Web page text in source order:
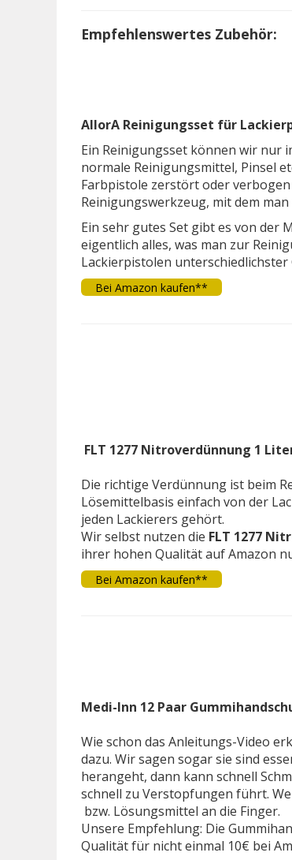
Empfehlenswertes Zubehör:
AllorA Reinigungsset für
Ein Reinigungsset können wir nur
normale Reinigungsmittel, Pinsel
Farbpistole zerstört oder
Reinigungswerkzeug, mit dem
Ein sehr gutes Set gibt es von der
eigentlich alles, was man zur
Lackierpistolen
Bei Amazon kaufen**
FLT 1277 Nitroverdünnung 1
Die richtige Verdünnung ist beim
Lösemittelbasis einfach von der
jeden Lackierers gehört.
Wir selbst nutzen die FLT 1277
ihrer hohen Qualität auf Amazon
Bei Amazon kaufen**
Medi-Inn 12 Paar
Wie schon das Anleitungs-Video
dazu. Wir sagen sogar sie sind
herangeht, dann kann schnell
schnell zu Verstopfungen führt.
bzw. Lösungsmittel an die Finger.
Unsere Empfehlung: Die
Qualität für nicht einmal 10€ bei